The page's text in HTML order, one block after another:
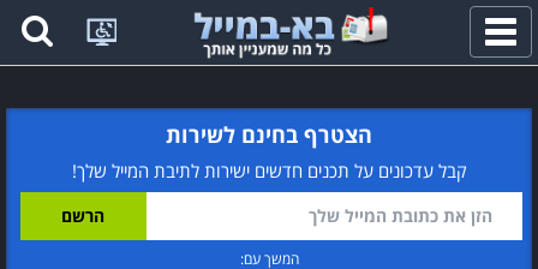
פתח
תפריט
הצטרף בחינם לשירות
קבל עדכונים על תכנים חדשים ישירות לתיבת המייל שלך!
המשך עם: